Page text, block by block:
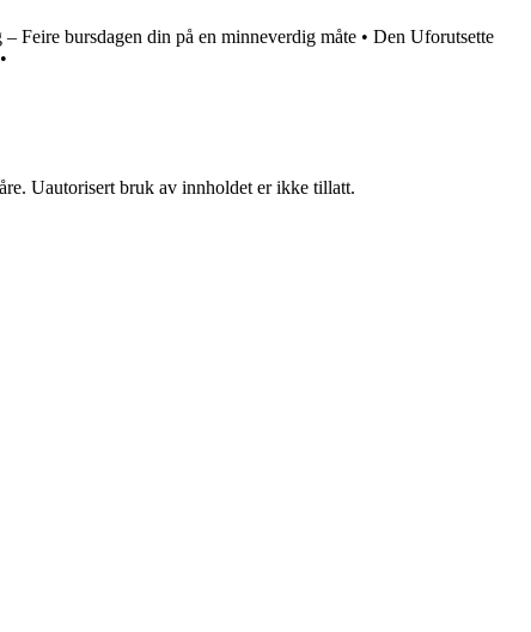
Feire bursdagen din på en minneverdig måte • Den Uforutsette
•
Uautorisert bruk av innholdet er ikke tillatt.